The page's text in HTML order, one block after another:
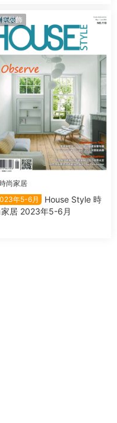
裝飾
尚家居
年5-6月
House Style 時
家居 2023年5-6月